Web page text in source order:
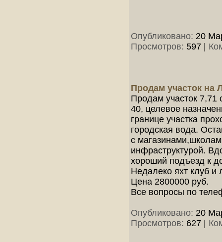
Опубликовано: 20
Просмотров: 597
Продам участок на
Продам участок 7,71
40, целевое
границе участка
городская вода.
с
инфраструктурой.
хороший подъезд к
Недалеко яхт клуб и
Цена 2800000 руб.
Все вопросы по
Опубликовано: 20
Просмотров: 627